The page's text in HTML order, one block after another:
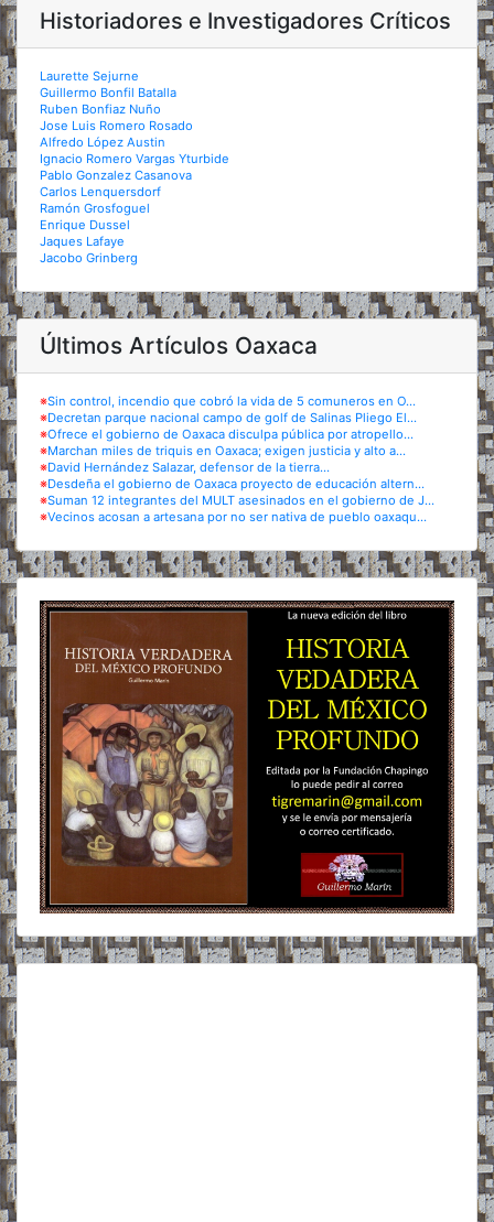
Historiadores e Investigadores Críticos
Laurette Sejurne
Guillermo Bonfil Batalla
Ruben Bonfiaz Nuño
Jose Luis Romero Rosado
Alfredo López Austin
Ignacio Romero Vargas Yturbide
Pablo Gonzalez Casanova
Carlos Lenquersdorf
Ramón Grosfoguel
Enrique Dussel
Jaques Lafaye
Jacobo Grinberg
Últimos Artículos Oaxaca
※Sin control, incendio que cobró la vida de 5 comuneros en O...
※Decretan parque nacional campo de golf de Salinas Pliego El...
※Ofrece el gobierno de Oaxaca disculpa pública por atropello...
※Marchan miles de triquis en Oaxaca; exigen justicia y alto a...
※David Hernández Salazar, defensor de la tierra...
※Desdeña el gobierno de Oaxaca proyecto de educación altern...
※Suman 12 integrantes del MULT asesinados en el gobierno de J...
※Vecinos acosan a artesana por no ser nativa de pueblo oaxaqu...